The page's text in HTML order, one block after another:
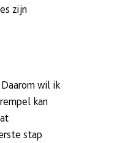
zijn
wil ik
kan
stap